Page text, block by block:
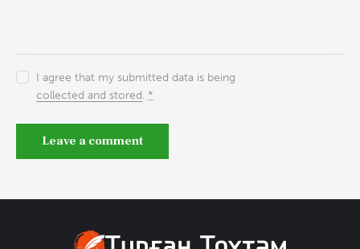
I agree that my submitted data is being
collected and stored. *